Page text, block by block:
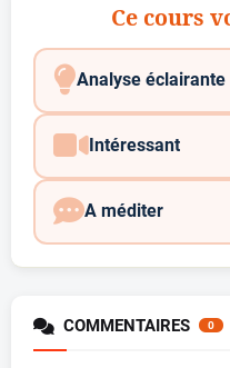
Ce cours
Analyse éclairante
Intéressant
A méditer
COMMENTAIRES 0